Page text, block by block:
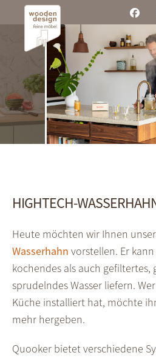
HIGHTECH-
Heute möchten wir Ihnen
Wasserhahn vorstellen. Er
kochendes als auch gefiltertes,
sprudelndes Wasser liefern.
Küche installiert hat, möchte
mehr hergeben.
Quooker bietet verschiedene